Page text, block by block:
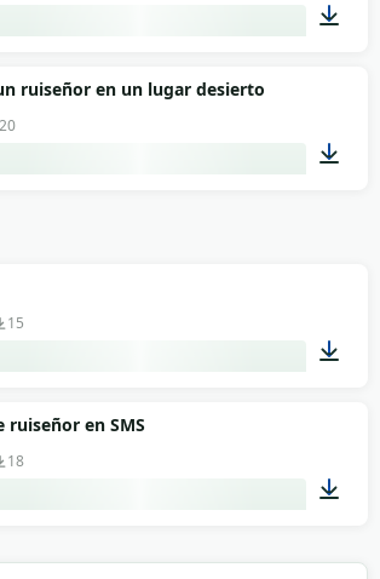
ruiseñor en un lugar desierto
20
15
ruiseñor en SMS
18